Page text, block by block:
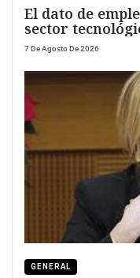
El dato de
sector
7 De Agosto De 2026
GENERAL